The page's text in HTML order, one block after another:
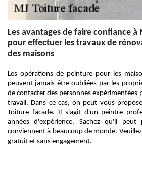
Les avantages de faire confiance à
pour effectuer les travaux de
des maisons
Les opérations de peinture pour les
peuvent jamais être oubliées par les
de contacter des personnes expérimentées
travail. Dans ce cas, on peut vous
Toiture facade. Il s'agit d'un peintre
années d'expérience. Sachez qu'il
conviennent à beaucoup de monde.
gratuit et sans engagement.